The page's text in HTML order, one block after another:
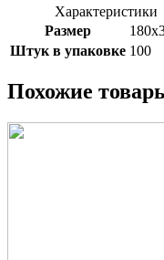
Характеристики
Размер
Штук в упаковке 100
Похожие